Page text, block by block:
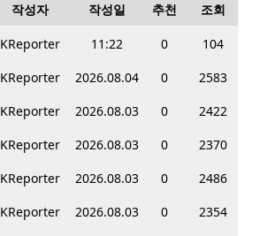
작성자 작성일 추천 조회
KReporter 11:22 0
104
KReporter
2026.08.04 0
2583
KReporter
2026.08.03 0
2422
KReporter
2026.08.03 0
2370
KReporter
2026.08.03 0
2486
KReporter
2026.08.03 0
2354